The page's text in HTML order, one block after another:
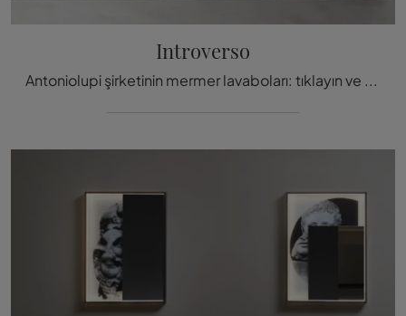
Introverso
Antoniolupi şirketinin mermer lavaboları: tıklayın ve yönlendirme banyo tasarım Introverso wellness odası için keş